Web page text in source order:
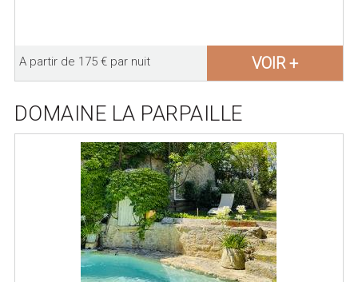
A partir de 175 € par nuit VOIR +
DOMAINE LA PARPAILLE